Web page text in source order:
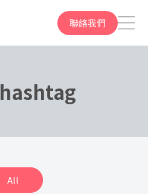
聯絡我們
hashtag
All